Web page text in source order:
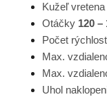
Kužeľ vretena
Otáčky 120 –
Počet
Max.
Max.
Uhol